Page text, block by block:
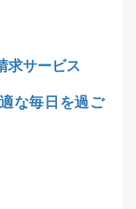
求サービス
な毎日を過ご